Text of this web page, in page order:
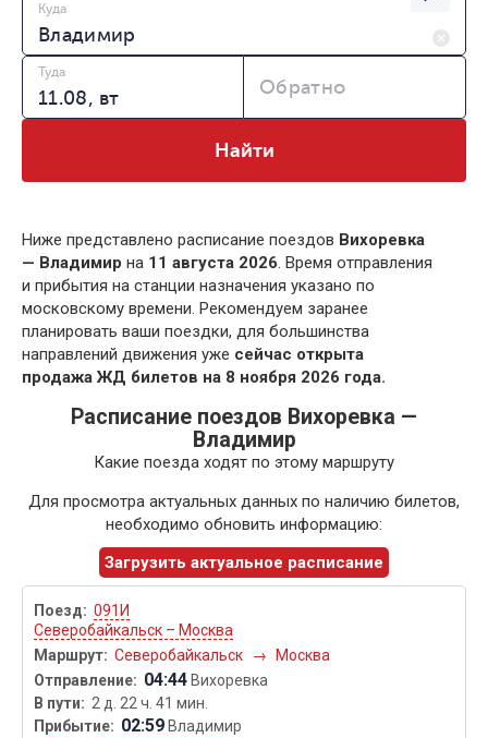
Куда
Туда
Обратно
Найти
Ниже представлено расписание поездов Вихоревка
— Владимир на 11 августа 2026. Время отправления
и прибытия на станции назначения указано по
московскому времени. Рекомендуем заранее
планировать ваши поездки, для большинства
направлений движения уже сейчас открыта
продажа ЖД билетов на 8 ноября 2026 года.
Расписание поездов Вихоревка —
Владимир
Какие поезда ходят по этому маршруту
Для просмотра актуальных данных по наличию билетов,
необходимо обновить информацию:
Загрузить актуальное расписание
091И
Северобайкальск – Москва
Северобайкальск
→ Москва
04:44 Вихоревка
2 д. 22 ч. 41 мин.
02:59 Владимир